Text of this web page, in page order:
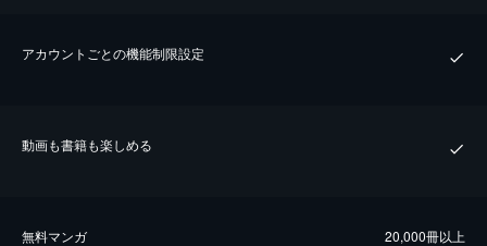
アカウントごとの機能制限設定
動画も書籍も楽しめる
無料マンガ 20,000冊以上